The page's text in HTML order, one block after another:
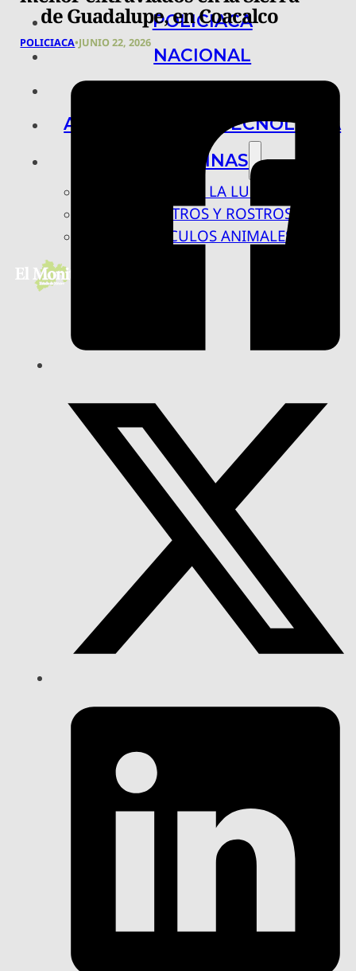
POLICIACA
NACIONAL
ARTE, CIENCIA Y TECNOLOGÍA
COLUMNAS
BAJO LA LUPA
RASTROS Y ROSTROS
VÍNCULOS ANIMALES
de Guadalupe, en Coacalco
POLICIACA•JUNIO 22, 2026